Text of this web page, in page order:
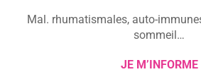
Mal. rhumatismales, auto-
sommeil…
JE M’INFORME